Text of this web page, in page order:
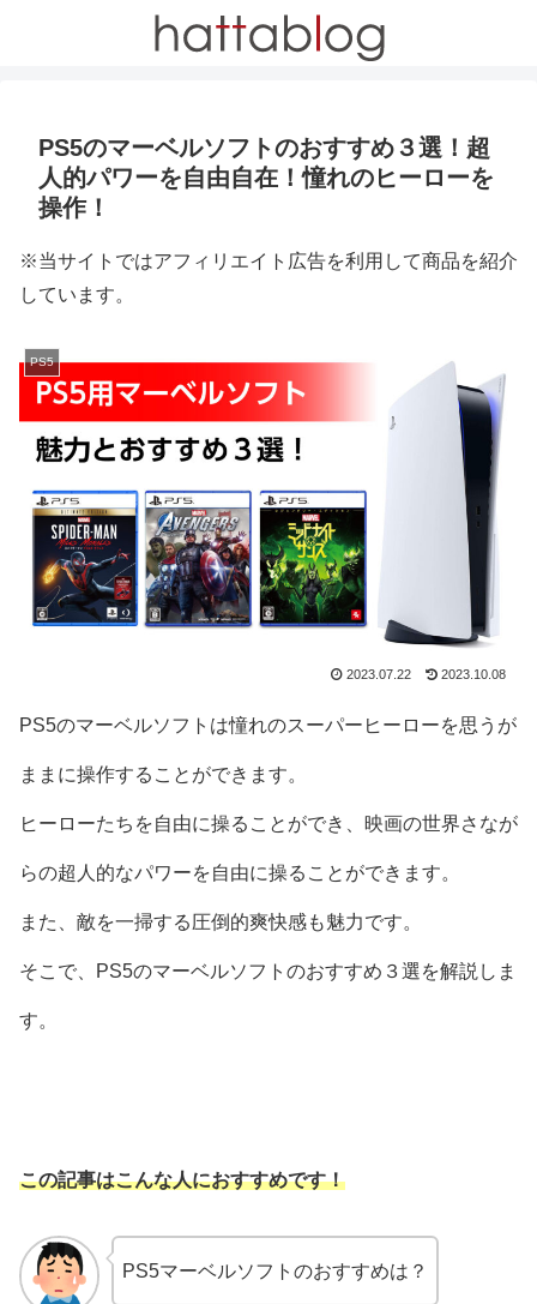
PS5のマーベルソフトのおすすめ３選！超
人的パワーを自由自在！憧れのヒーローを
操作！
※当サイトではアフィリエイト広告を利用して商品を紹介
しています。
PS5
2023.07.22 2023.10.08
PS5のマーベルソフトは憧れのスーパーヒーローを思うが
ままに操作することができます。
ヒーローたちを自由に操ることができ、映画の世界さなが
らの超人的なパワーを自由に操ることができます。
また、敵を一掃する圧倒的爽快感も魅力です。
そこで、PS5のマーベルソフトのおすすめ３選を解説しま
す。
この記事はこんな人におすすめです！
PS5マーベルソフトのおすすめは？